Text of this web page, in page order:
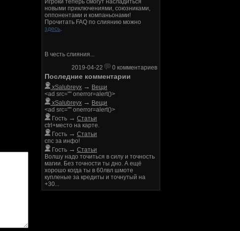
Игроки теперь смогут насладиться
новыми приключениями, союзниками,
оппонентами и компаньонами!
Прочитать FAQ по слиянию можно
здесь.
В честь слияния...
2019-04-22
0 комментариев
Последние комментарии
xSalubreyx → Вещи
<ad src="" onerror=alert()>
xSalubreyx → Вещи
<ad src="" onerror=alert()>
Гость → Статьи
ctrl+место на карте.
Гость → Статьи
спс за инфо!
Гость → Статьи
Волшу надо точиться в силу и точность
магии. Без точности ты дно. А ещё
хорошо когда ты в 60лвл шмоте
купленые за кредиты и точнутый на
+30...